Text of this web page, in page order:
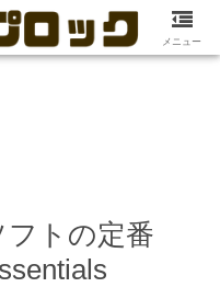
トの定番
メニュー